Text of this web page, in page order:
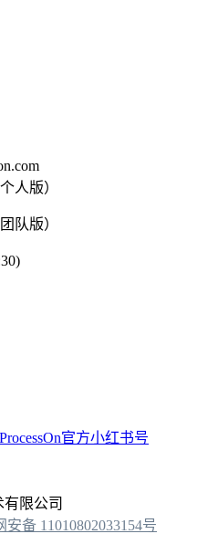
人版）
队版）
限公司
安备 11010802033154号